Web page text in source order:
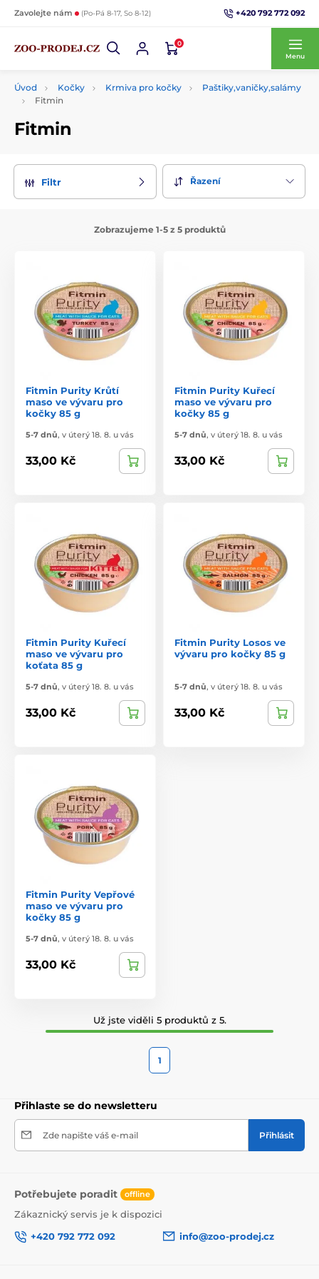
Zavolejte nám (Po-Pá 8-17, So 8-12) +420 792 772 092
0
Menu
Úvod Kočky Krmiva pro kočky
Paštiky,vaničky,salámy
Fitmin
Fitmin
Filtr Řazení
Zobrazujeme 1-5 z 5 produktů
Fitmin Purity Krůtí
maso ve vývaru pro
kočky 85 g
5-7 dnů, v úterý 18. 8. u vás
33,00 Kč
Fitmin Purity Kuřecí
maso ve vývaru pro
kočky 85 g
5-7 dnů, v úterý 18. 8. u vás
33,00 Kč
Fitmin Purity Kuřecí
maso ve vývaru pro
koťata 85 g
5-7 dnů, v úterý 18. 8. u vás
33,00 Kč
Fitmin Purity Losos ve
vývaru pro kočky 85 g
5-7 dnů, v úterý 18. 8. u vás
33,00 Kč
Fitmin Purity Vepřové
maso ve vývaru pro
kočky 85 g
5-7 dnů, v úterý 18. 8. u vás
33,00 Kč
Už jste viděli 5 produktů z 5.
1
Přihlaste se do newsletteru
Zde napište váš e-mail Přihlásit
Potřebujete poradit offline
Zákaznický servis je k dispozici
+420 792 772 092
info@zoo-prodej.cz